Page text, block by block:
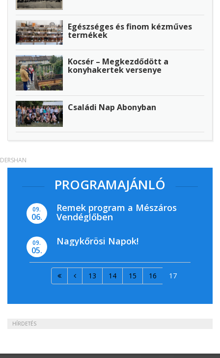
Egészséges és finom kézműves
termékek
Kocsér – Megkezdődött a
konyhakertek versenye
Családi Nap Abonyban
PROGRAMAJÁNLÓ
09.
06.
Remek program a Mészáros
Vendéglőben
09.
05.
Nagykőrösi Napok!
13 14 15 16 17
HÍRDETÉS
DERSHAN